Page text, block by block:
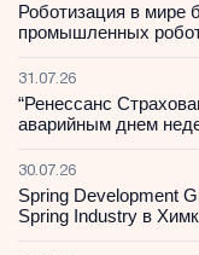
Роботизация в мире
промышленных
31.07.26
“Ренессанс
аварийным днем
30.07.26
Spring Development
Spring Industry в